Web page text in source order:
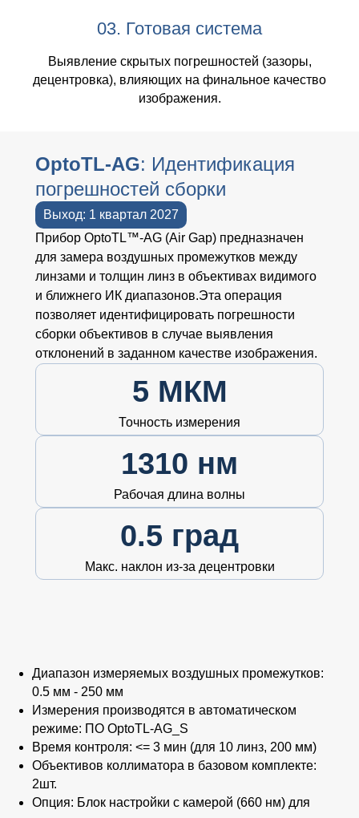
03. Готовая система
Выявление скрытых погрешностей (зазоры,
децентровка), влияющих на финальное качество
изображения.
OptoTL-AG: Идентификация
погрешностей сборки
Выход: 1 квартал 2027
Прибор OptoTL™-AG (Air Gap) предназначен
для замера воздушных промежутков между
линзами и толщин линз в объективах видимого
и ближнего ИК диапазонов.Эта операция
позволяет идентифицировать погрешности
сборки объективов в случае выявления
отклонений в заданном качестве изображения.
5 МКМ
Точность измерения
1310 нм
Рабочая длина волны
0.5 град
Макс. наклон из-за децентровки
Диапазон измеряемых воздушных промежутков:
0.5 мм - 250 мм
Измерения производятся в автоматическом
режиме: ПО OptoTL-AG_S
Время контроля: <= 3 мин (для 10 линз, 200 мм)
Объективов коллиматора в базовом комплекте:
2шт.
Опция: Блок настройки с камерой (660 нм) для